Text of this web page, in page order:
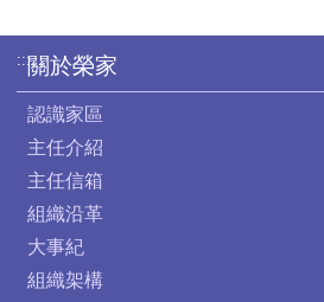
:::關於榮家
認識家區
主任介紹
主任信箱
組織沿革
大事紀
組織架構